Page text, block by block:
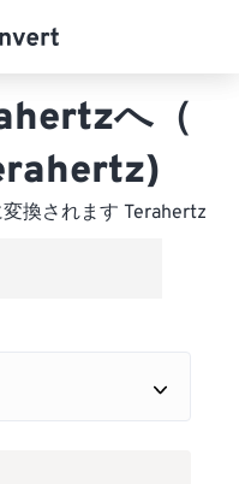
へ（
換されます Terahertz